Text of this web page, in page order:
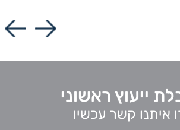
ייעוץ ראשוני
איתנו קשר עכשיו